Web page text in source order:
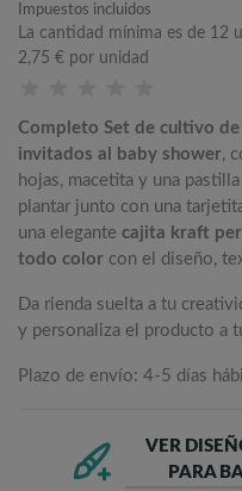
Impuestos incluidos
La cantidad mínima es de 12
2,75 € por unidad
Completo Set de cultivo
invitados al baby shower,
hojas, macetita y una
plantar junto con una
una elegante cajita kraft
todo color con el diseño,
Da rienda suelta a tu
y personaliza el producto a
Plazo de envío: 4-5 días
VER
PARA